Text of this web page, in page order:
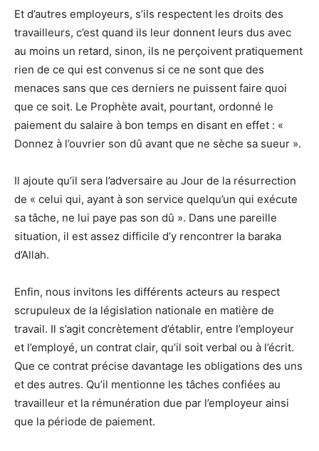
Et d’autres employeurs, s’ils respectent les droits des
travailleurs, c’est quand ils leur donnent leurs dus avec
au moins un retard, sinon, ils ne perçoivent pratiquement
rien de ce qui est convenus si ce ne sont que des
menaces sans que ces derniers ne puissent faire quoi
que ce soit. Le Prophète avait, pourtant, ordonné le
paiement du salaire à bon temps en disant en effet : «
Donnez à l’ouvrier son dû avant que ne sèche sa sueur ».
Il ajoute qu’il sera l’adversaire au Jour de la résurrection
de « celui qui, ayant à son service quelqu’un qui exécute
sa tâche, ne lui paye pas son dû ». Dans une pareille
situation, il est assez difficile d’y rencontrer la baraka
d’Allah.
Enfin, nous invitons les différents acteurs au respect
scrupuleux de la législation nationale en matière de
travail. Il s’agit concrètement d’établir, entre l’employeur
et l’employé, un contrat clair, qu’il soit verbal ou à l’écrit.
Que ce contrat précise davantage les obligations des uns
et des autres. Qu’il mentionne les tâches confiées au
travailleur et la rémunération due par l’employeur ainsi
que la période de paiement.